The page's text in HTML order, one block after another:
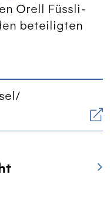
Orell Füssli-
beteiligten